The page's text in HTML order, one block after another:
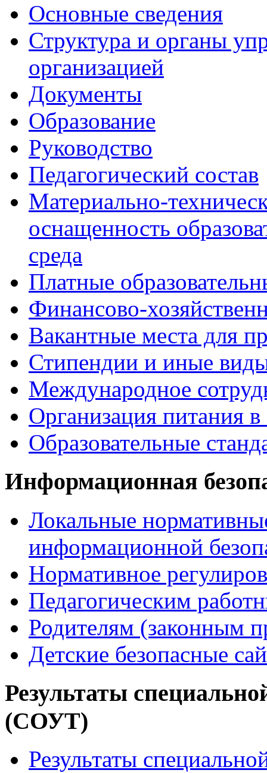
Основные сведения
Структура и органы
организацией
Документы
Образование
Руководство
Педагогический состав
Материально-
оснащенность
среда
Платные
Финансово-
Вакантные места для
Стипендии и иные
Международное
Организация питания в
Образовательные
Информационная
Локальные
информационной
Нормативное
Педагогическим
Родителям (законным
Детские безопасные
Результаты
(СОУТ)
Результаты